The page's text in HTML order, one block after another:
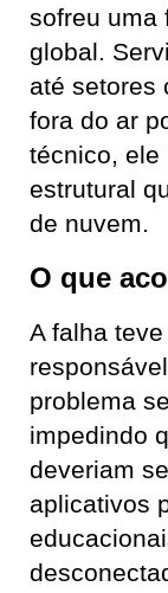
sofreu uma
global.
até setores
fora do ar
técnico, ele
estrutural
de nuvem.
O que
A falha
problema
impedindo
deveriam
aplicativos